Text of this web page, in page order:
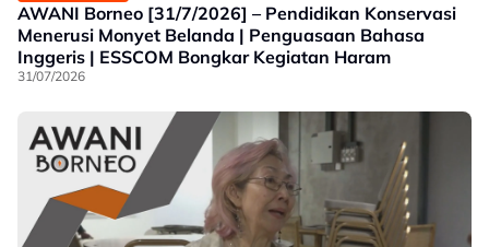
AWANI Borneo [31/7/2026] – Pendidikan Konservasi
Menerusi Monyet Belanda | Penguasaan Bahasa
Inggeris | ESSCOM Bongkar Kegiatan Haram
31/07/2026